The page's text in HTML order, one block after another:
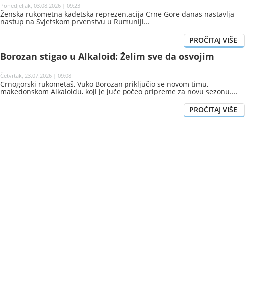
Ponedjeljak, 03.08.2026 | 09:23
Ženska rukometna kadetska reprezentacija Crne Gore danas nastavlja
nastup na Svjetskom prvenstvu u Rumuniji
Borozan stigao u Alkaloid: Želim sve da osvojim
Četvrtak, 23.07.2026 | 09:08
Crnogorski rukometaš, Vuko Borozan priključio se novom timu,
makedonskom Alkaloidu, koji je juče počeo pripreme za novu sezonu.